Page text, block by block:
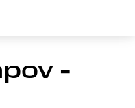
-